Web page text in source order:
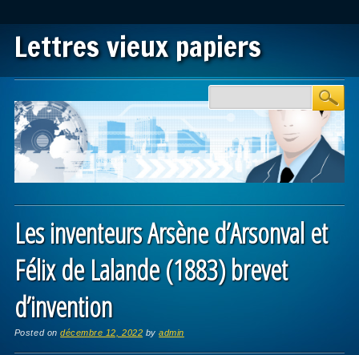
Lettres vieux papiers
Main menu
Les inventeurs Arsène d’Arsonval et
Félix de Lalande (1883) brevet
d’invention
Posted ondécembre 12, 2022 byadmin